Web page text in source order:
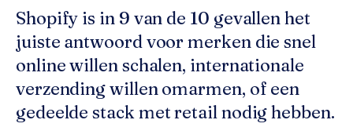
h
o
p
B
2
o
n
t
a
t
Shopify is in 9 van de 10 gevallen het
juiste antwoord voor merken die snel
online willen schalen, internationale
verzending willen omarmen, of een
gedeelde stack met retail nodig hebben.